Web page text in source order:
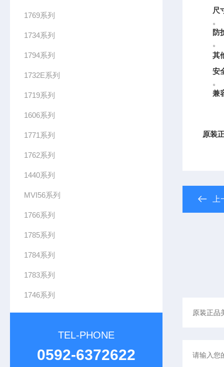
1769系列
1734系列
1794系列
1732E系列
1719系列
1606系列
1771系列
1762系列
1440系列
MVI56系列
1766系列
1785系列
1784系列
1783系列
1746系列
TEL-PHONE
0592-6372622
尺
。
防
。
其
安
。
兼
原装
4
8